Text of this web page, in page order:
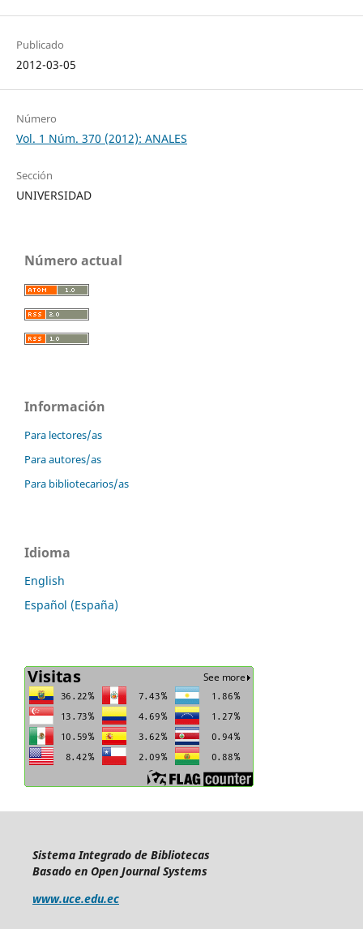
Publicado
2012-03-05
Número
Vol. 1 Núm. 370 (2012): ANALES
Sección
UNIVERSIDAD
Número actual
Información
Para lectores/as
Para autores/as
Para bibliotecarios/as
Idioma
English
Español (España)
Sistema Integrado de Bibliotecas
Basado en Open Journal Systems
www.uce.edu.ec